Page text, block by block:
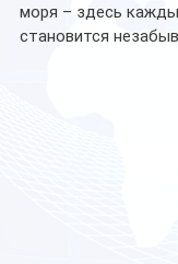
моря – здесь
становится